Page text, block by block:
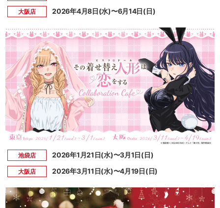
大阪店 2026年4月8日(水)〜6月14日(日)
池袋店 2026年1月21日(水)〜3月1日(日)
大阪店 2026年3月11日(水)〜4月19日(日)